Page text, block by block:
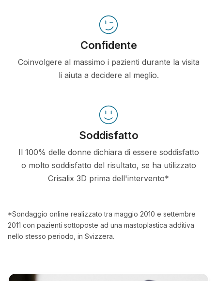
Confidente
Coinvolgere al massimo i pazienti durante la visita
li aiuta a decidere al meglio.
Soddisfatto
Il 100% delle donne dichiara di essere soddisfatto
o molto soddisfatto del risultato, se ha utilizzato
Crisalix 3D prima dell'intervento*
*Sondaggio online realizzato tra maggio 2010 e settembre
2011 con pazienti sottoposte ad una mastoplastica additiva
nello stesso periodo, in Svizzera.